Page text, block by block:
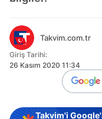
Takvim.com.tr
Giriş Tarihi:
26 Kasım 2020 11:34
Takvim'i